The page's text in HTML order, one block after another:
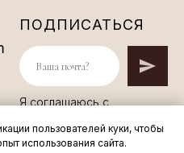
ПОДПИСАТЬСЯ
Я соглашаюсь с
конфиденциальности
пользователей куки, чтобы
использования сайта.